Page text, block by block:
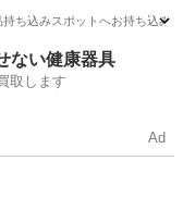
込みスポットへお持ち込みし
ない健康器具
取します
Ad